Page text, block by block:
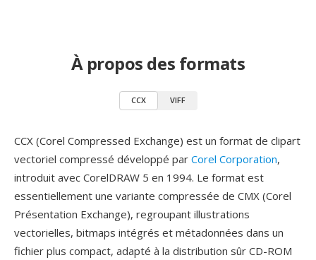
À propos des formats
CCX VIFF
CCX (Corel Compressed Exchange) est un format de clipart
vectoriel compressé développé par Corel Corporation,
introduit avec CorelDRAW 5 en 1994. Le format est
essentiellement une variante compressée de CMX (Corel
Présentation Exchange), regroupant illustrations
vectorielles, bitmaps intégrés et métadonnées dans un
fichier plus compact, adapté à la distribution sûr CD-ROM